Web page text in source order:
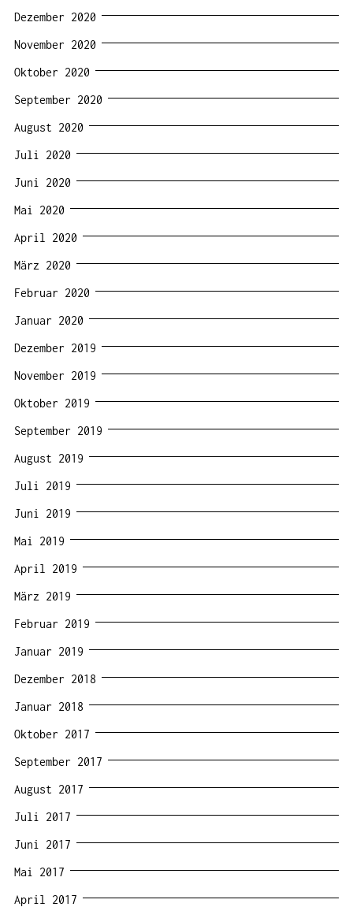
Dezember 2020
November 2020
Oktober 2020
September 2020
August 2020
Juli 2020
Juni 2020
Mai 2020
April 2020
März 2020
Februar 2020
Januar 2020
Dezember 2019
November 2019
Oktober 2019
September 2019
August 2019
Juli 2019
Juni 2019
Mai 2019
April 2019
März 2019
Februar 2019
Januar 2019
Dezember 2018
Januar 2018
Oktober 2017
September 2017
August 2017
Juli 2017
Juni 2017
Mai 2017
April 2017